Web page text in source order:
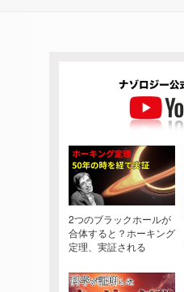
2つのブラックホールが
合体すると？ホーキング
定理、実証される